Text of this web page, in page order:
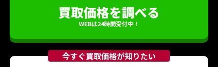
買取価格を調べる
WEBは24時間受付中！
今すぐ買取価格が知りたい